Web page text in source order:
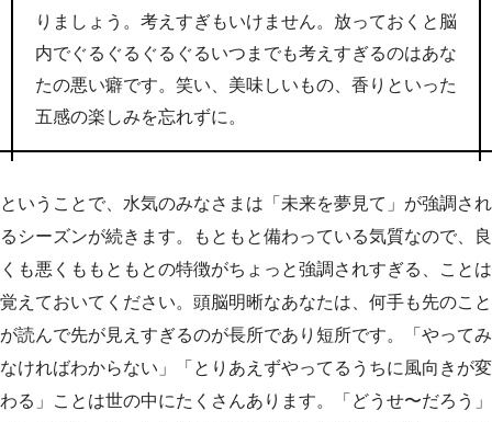
りましょう。考えすぎもいけません。放っておくと脳
内でぐるぐるぐるぐるいつまでも考えすぎるのはあな
たの悪い癖です。笑い、美味しいもの、香りといった
五感の楽しみを忘れずに。
ということで、水気のみなさまは「未来を夢見て」が強調され
るシーズンが続きます。もともと備わっている気質なので、良
くも悪くももともとの特徴がちょっと強調されすぎる、ことは
覚えておいてください。頭脳明晰なあなたは、何手も先のこと
が読んで先が見えすぎるのが長所であり短所です。「やってみ
なければわからない」「とりあえずやってるうちに風向きが変
わる」ことは世の中にたくさんあります。「どうせ〜だろう」